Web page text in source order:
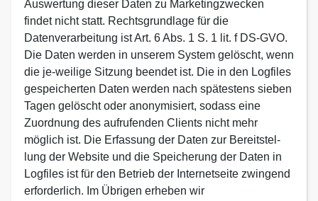
Auswertung dieser Daten zu Marketingzwecken
findet nicht statt. Rechtsgrundlage für die
Datenverarbeitung ist Art. 6 Abs. 1 S. 1 lit. f DS-GVO.
Die Daten werden in unserem System gelöscht, wenn
die je-weilige Sitzung beendet ist. Die in den Logfiles
gespeicherten Daten werden nach spätestens sieben
Tagen gelöscht oder anonymisiert, sodass eine
Zuordnung des aufrufenden Clients nicht mehr
möglich ist. Die Erfassung der Daten zur Bereitstel-
lung der Website und die Speicherung der Daten in
Logfiles ist für den Betrieb der Internetseite zwingend
erforderlich. Im Übrigen erheben wir